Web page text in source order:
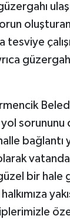
sorununu
bağlantı
bir hale